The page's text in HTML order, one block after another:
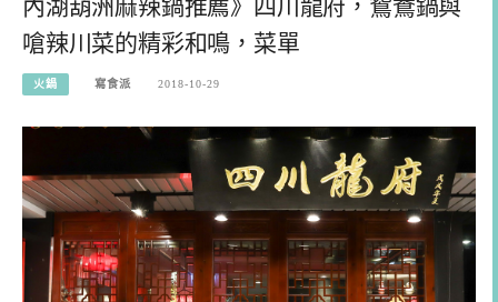
內湖葫洲麻辣鍋推薦》四川龍府，鴛鴦鍋與
嗆辣川菜的精彩和鳴，菜單
火鍋 寫食派 2018-10-29